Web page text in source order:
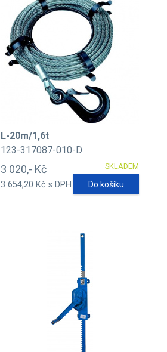
L-20m/1,6t
123-317087-010-D
SKLADEM
3 020,- Kč
3 654,20 Kč s DPH Do košíku